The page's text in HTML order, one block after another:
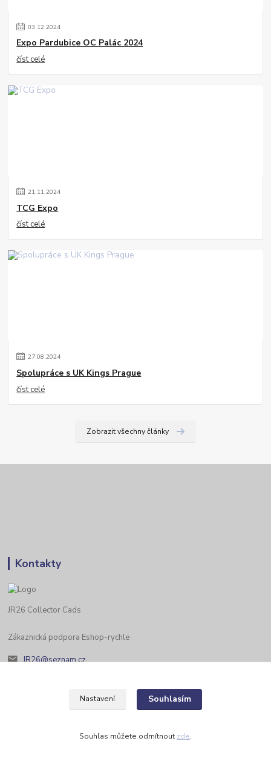
03.12.2024
Expo Pardubice OC Palác 2024
číst celé
21.11.2024
TCG Expo
číst celé
27.08.2024
Spolupráce s UK Kings Prague
číst celé
Zobrazit všechny články
Kontakty
JR26 Collector Cads
Zákaznická podpora Eshop-rychle
JR26@seznam.cz
Nastavení Souhlasím
Souhlas můžete odmítnout zde.